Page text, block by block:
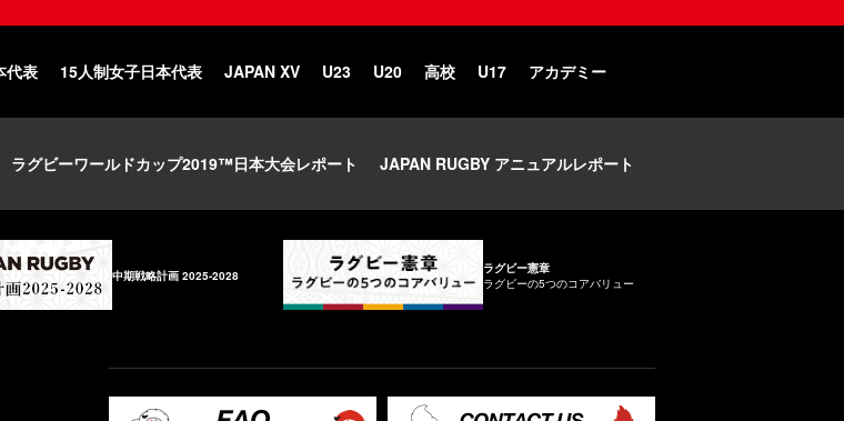
代表 15人制女子日本代表 JAPAN XV U23 U20 高校 U17 アカデミー
ラグビーワールドカップ2019™日本大会レポート JAPAN RUGBY アニュアルレポート
中期戦略計画 2025-2028
ラグビー憲章
ラグビーの5つのコアバリュー